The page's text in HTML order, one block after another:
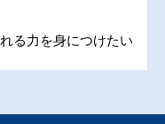
る力を身につけたい